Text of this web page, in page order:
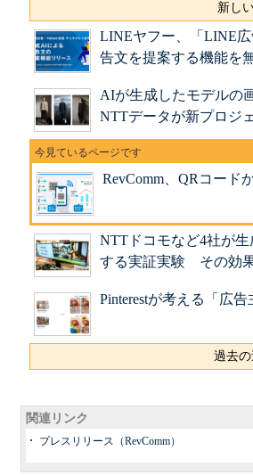
新し
LINEヤフー、「LINE
告文を提案する機能を
AIが生成したモデルの
NTTデータが新プロジ
RevComm、QRコード
NTTドコモなど4社が
する実証実験 その効
Pinterestが考える「広
過去
関連リンク
プレスリリース（RevComm）